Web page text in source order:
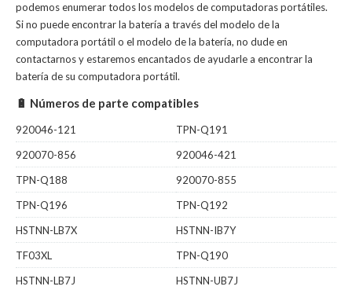
podemos enumerar todos los modelos de computadoras portátiles.
Si no puede encontrar la batería a través del modelo de la
computadora portátil o el modelo de la batería, no dude en
contactarnos y estaremos encantados de ayudarle a encontrar la
batería de su computadora portátil.
🔋 Números de parte compatibles
920046-121
TPN-Q191
920070-856
920046-421
TPN-Q188
920070-855
TPN-Q196
TPN-Q192
HSTNN-LB7X
HSTNN-IB7Y
TF03XL
TPN-Q190
HSTNN-LB7J
HSTNN-UB7J